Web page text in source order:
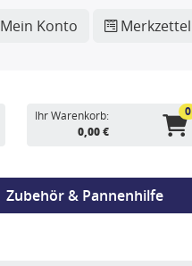
Mein Konto Merkzettel
Ihr Warenkorb:
0,00 €
0
Zubehör & Pannenhilfe